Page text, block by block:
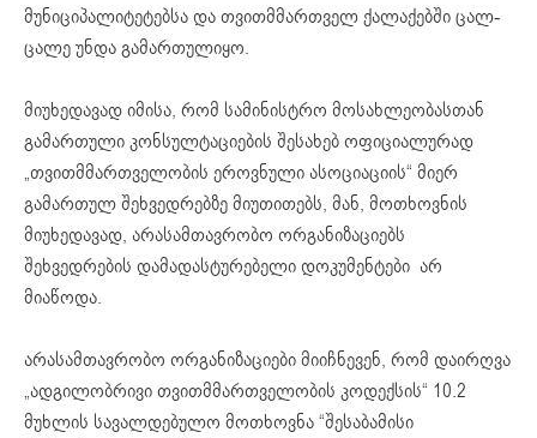
მუნიციპალიტეტებსა და თვითმმართველ ქალაქებში ცალ-
ცალე უნდა გამართულიყო.
მიუხედავად იმისა, რომ სამინისტრო მოსახლეობასთან
გამართული კონსულტაციების შესახებ ოფიციალურად
„თვითმმართველობის ეროვნული ასოციაციის“ მიერ
გამართულ შეხვედრებზე მიუთითებს, მან, მოთხოვნის
მიუხედავად, არასამთავრობო ორგანიზაციებს
შეხვედრების დამადასტურებელი დოკუმენტები არ
მიაწოდა.
არასამთავრობო ორგანიზაციები მიიჩნევენ, რომ დაირღვა
„ადგილობრივი თვითმმართველობის კოდექსის“ 10.2
მუხლის სავალდებულო მოთხოვნა “შესაბამისი